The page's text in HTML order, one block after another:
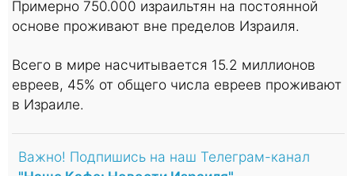
Примерно 750.000 израильтян на постоянной
основе проживают вне пределов Израиля.
Всего в мире насчитывается 15.2 миллионов
евреев, 45% от общего числа евреев проживают
в Израиле.
Важно! Подпишись на наш Телеграм-канал